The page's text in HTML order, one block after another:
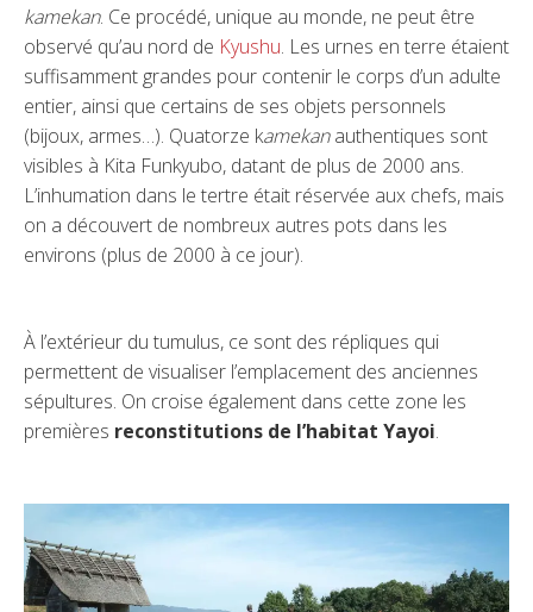
kamekan. Ce procédé, unique au monde, ne peut être
observé qu’au nord de Kyushu. Les urnes en terre étaient
suffisamment grandes pour contenir le corps d’un adulte
entier, ainsi que certains de ses objets personnels
(bijoux, armes…). Quatorze kamekanauthentiques sont
visibles à Kita Funkyubo, datant de plus de 2000 ans.
L’inhumation dans le tertre était réservée aux chefs, mais
on a découvert de nombreux autres pots dans les
environs (plus de 2000 à ce jour).
À l’extérieur du tumulus, ce sont des répliques qui
permettent de visualiser l’emplacement des anciennes
sépultures. On croise également dans cette zone les
premières reconstitutions de l’habitat Yayoi.